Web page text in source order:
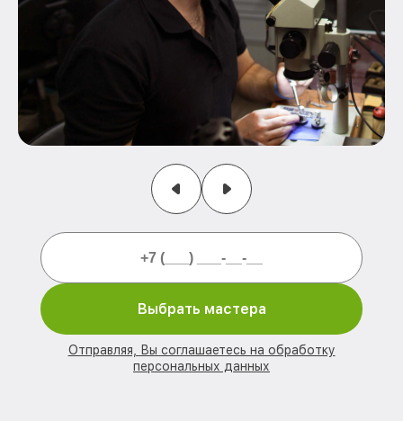
Выбрать мастера
Отправляя, Вы соглашаетесь на обработку
персональных данных